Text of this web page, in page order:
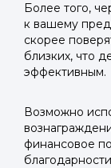
Более того,
к вашему
скорее
близких, что
эффективным.
Возможно
финансовое